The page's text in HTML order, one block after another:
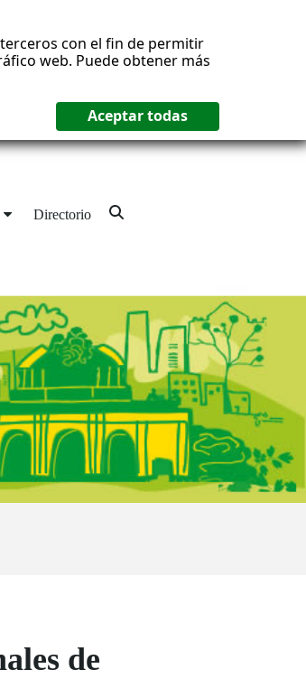
con el fin de permitir
web. Puede obtener más
Directorio
de